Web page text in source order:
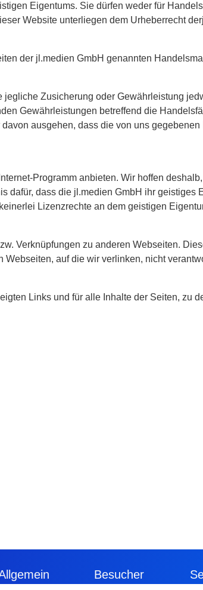
Eigentums. Sie dürfen weder für
Website unterliegen dem Urheberrecht
der jl.medien GmbH genannten
Zusicherung oder Gewährleistung
Gewährleistungen betreffend die
ausgehen, dass die von uns
Programm anbieten. Wir hoffen
dafür, dass die jl.medien GmbH ihr
Lizenzrechte an dem geistigen
Verknüpfungen zu anderen Webseiten.
auf die wir verlinken, nicht
Links und für alle Inhalte der Seiten, zu